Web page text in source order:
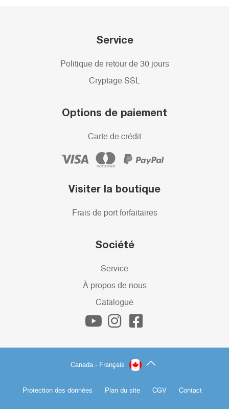
Service
Politique de retour de 30 jours
Cryptage SSL
Options de paiement
Carte de crédit
Visiter la boutique
Frais de port forfaitaires
Société
Service
À propos de nous
Catalogue
Canada - Français
Protection des données Plan du site CGV Contact